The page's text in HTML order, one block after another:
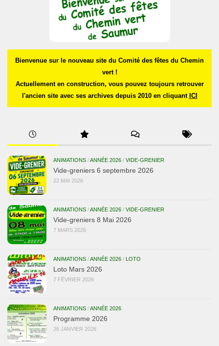
Bienvenue sur le nouveau site du Comité des fêtes du Chemin
vert !
Actuellement en construction, vous pouvez toujours retrouver
l'ancien site avec ses archives depuis 2010 en cliquant ICI
ANIMATIONS /ANNÉE 2026 / VIDE-GRENIER
Vide-greniers 6 septembre 2026
22 MAI 2026
ANIMATIONS /ANNÉE 2026 / VIDE-GRENIER
Vide-greniers 8 Mai 2026
7 MARS 2026
ANIMATIONS /ANNÉE 2026 / LOTO
Loto Mars 2026
7 FÉVRIER 2026
ANIMATIONS /ANNÉE 2026
Programme 2026
26 JANVIER 2026